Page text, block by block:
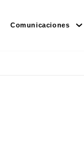
Comunicaciones